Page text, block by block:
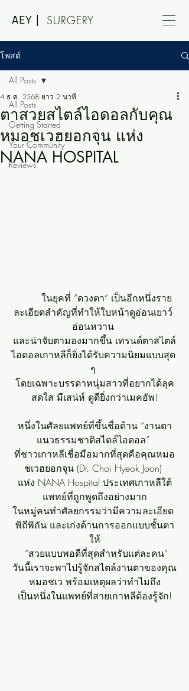
SURGERY
AEY |
โพสต์
All Posts
Getting Started
Your Community
Reviews
All Posts
ตาสวยสไตล์ไอดอลกับคุณ
หมอชเวฮยอกจุน แห่ง
NANA HOSPITAL
4 ธ.ค. 2568 ยาว 2 นาที
ละเอียดสำคัญที่ทำให้ใบหน้าดูอ่อนเยาว์
อ่อนหวาน
และน่าจับตามองมากขึ้น เทรนด์ตาสไตล์
ไอดอลเกาหลีก็ยิ่งได้รับความนิยมแบบสุด
ๆ
โดยเฉพาะบรรดาหนุ่มสาวที่อยากได้ลุค
สดใส มีเสน่ห์ ดูดียิ่งกว่าเมคอัพ!
หนึ่งในศัลยแพทย์ที่ขึ้นชื่อด้าน “งานตา
แนวธรรมชาติสไตล์ไอดอล”
ที่ชาวเกาหลีเชื่อมือมากที่สุดคือคุณหมอ
ชเวฮยอกจุน (Dr. Choi Hyeok Joon)
แห่ง NANA Hospital ประเทศเกาหลีใต้
แพทย์ที่ถูกพูดถึงอย่างมาก
ในหมู่คนทำศัลยกรรมว่ามีความละเอียด
พิถีพิถัน และเก่งด้านการออกแบบชั้นตา
ให้
“สวยแบบพอดีที่สุดสำหรับแต่ละคน”
วันนี้เราจะพาไปรู้จักสไตล์งานตาของคุณ
หมอชเว พร้อมเหตุผลว่าทำไมถึง
เป็นหนึ่งในแพทย์ที่สายเกาหลีต้องรู้จัก!